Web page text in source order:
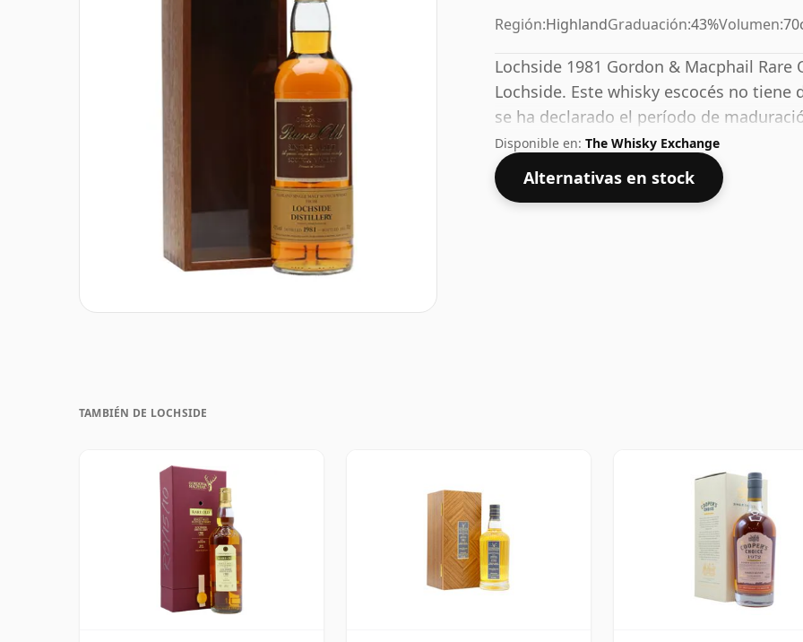
Región:HighlandGraduación:43%Volumen:
Lochside 1981 Gordon & Macphail
Lochside. Este whisky escocés no
se ha declarado el período de
ver whiskies embotellados con un ABV
de 70 cl.
Disponible en: The Whisky Exchange
Alternativas en stock
TAMBIÉN DE LOCHSIDE